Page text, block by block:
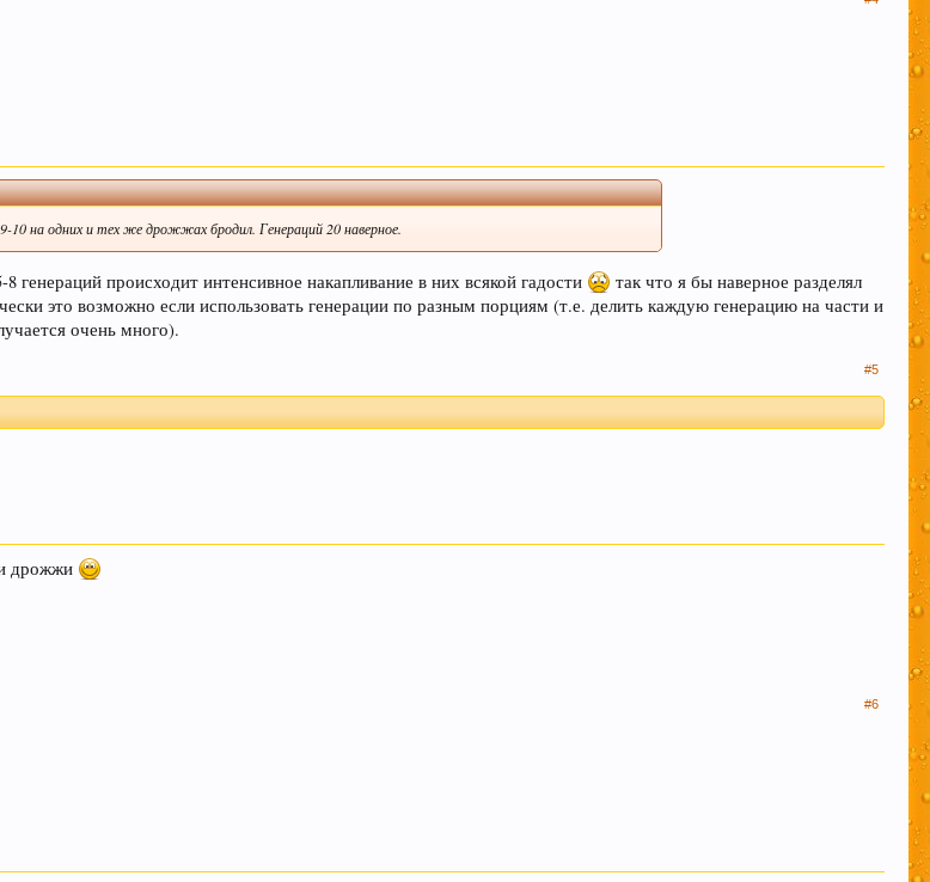
на одних и тех же дрожжах бродил. Генераций 20 наверное.
происходит интенсивное накапливание в них всякой гадости
так что я бы наверное разделял
это возможно если использовать генерации по разным порциям (т.е. делить каждую генерацию на части и
очень много).
#5
дрожжи
#6